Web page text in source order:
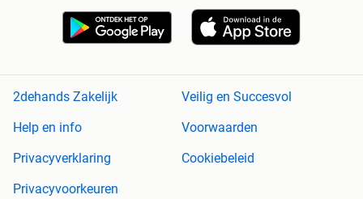
2dehands Zakelijk
Veilig en Succesvol
Help en info
Voorwaarden
Privacyverklaring
Cookiebeleid
Privacyvoorkeuren